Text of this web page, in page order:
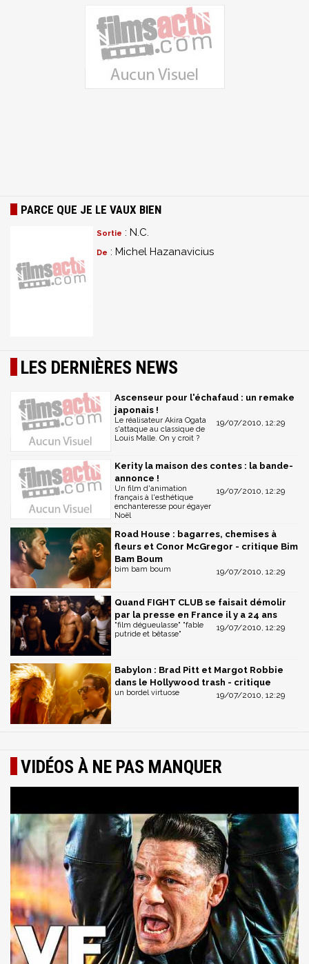
PARCE QUE JE LE VAUX BIEN
Sortie : N.C.
De : Michel Hazanavicius
LES DERNIÈRES NEWS
Ascenseur pour l'échafaud : un remake
japonais !
19/07/2010, 12:29
Le réalisateur Akira Ogata
s'attaque au classique de
Louis Malle. On y croit ?
Kerity la maison des contes : la bande-
annonce !
19/07/2010, 12:29
Un film d'animation
français à l'esthétique
enchanteresse pour égayer
Noël
Road House : bagarres, chemises à
fleurs et Conor McGregor - critique Bim
Bam Boum
19/07/2010, 12:29
bim bam boum
Quand FIGHT CLUB se faisait démolir
par la presse en France il y a 24 ans
19/07/2010, 12:29
"film dégueulasse" "fable
putride et bêtasse"
Babylon : Brad Pitt et Margot Robbie
dans le Hollywood trash - critique
19/07/2010, 12:29
un bordel virtuose
VIDÉOS À NE PAS MANQUER